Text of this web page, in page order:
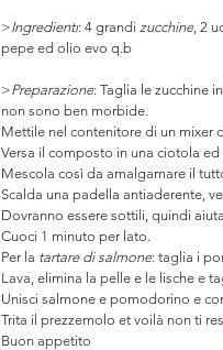
>Ingredienti: 4 grandi zucchine, 2
pepe ed olio evo q.b
>Preparazione: Taglia le zucchine
non sono ben morbide.
Mettile nel contenitore di un mixer
Versa il composto in una ciotola
Mescola così da amalgamare il
Scalda una padella antiaderente,
Dovranno essere sottili, quindi
Cuoci 1 minuto per lato.
Per la tartare di salmone: taglia i
Lava, elimina la pelle e le lische e
Unisci salmone e pomodorino e
Trita il prezzemolo et voilà non ti
Buon appetito